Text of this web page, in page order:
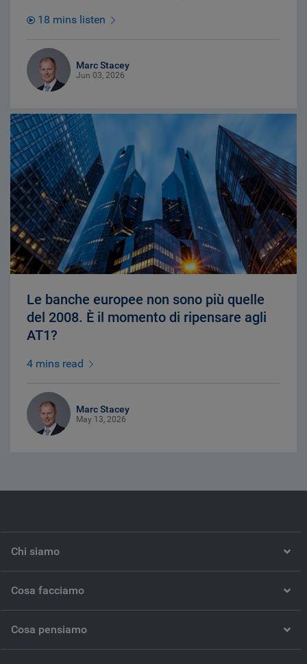
18 mins listen
Marc Stacey
Jun 03, 2026
Le banche europee non sono più quelle
del 2008. È il momento di ripensare agli
AT1?
4 mins read
Marc Stacey
May 13, 2026
Chi siamo
Cosa facciamo
Cosa pensiamo